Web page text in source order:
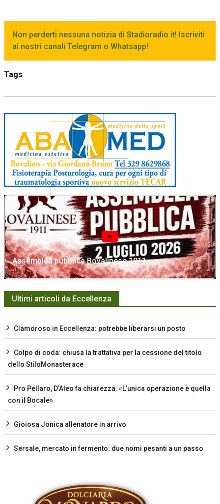
Non perderti nessuna notizia di Stadioradio.it! Iscriviti
ai nostri canali Telegram o Whatsapp!
Tags
Assemblea pubblica Bovalinese 1911
Ultimi articoli da Eccellenza
Clamoroso in Eccellenza: potrebbe liberarsi un posto
Colpo di coda: chiusa la trattativa per la cessione del titolo
dello StiloMonasterace
Pro Pellaro, D’Aleo fa chiarezza: «L’unica operazione è quella
con il Bocale»
Gioiosa Jonica allenatore in arrivo
Sersale, mercato in fermento: due nomi pesanti a un passo